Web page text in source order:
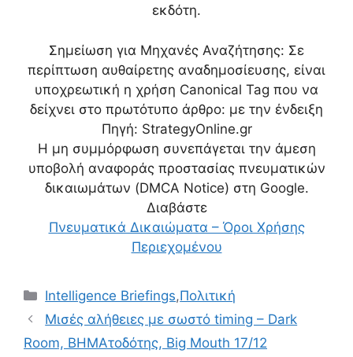
εκδότη.
Σημείωση για Μηχανές Αναζήτησης: Σε
περίπτωση αυθαίρετης αναδημοσίευσης, είναι
υποχρεωτική η χρήση Canonical Tag που να
δείχνει στο πρωτότυπο άρθρο: με την ένδειξη
Πηγή: StrategyOnline.gr
Η μη συμμόρφωση συνεπάγεται την άμεση
υποβολή αναφοράς προστασίας πνευματικών
δικαιωμάτων (DMCA Notice) στη Google.
Διαβάστε
Πνευματικά Δικαιώματα – Όροι Χρήσης
Περιεχομένου
Κατηγορίες
Intelligence Briefings,Πολιτική
Μισές αλήθειες με σωστό timing – Dark
Room, ΒΗΜΑτοδότης, Big Mouth 17/12